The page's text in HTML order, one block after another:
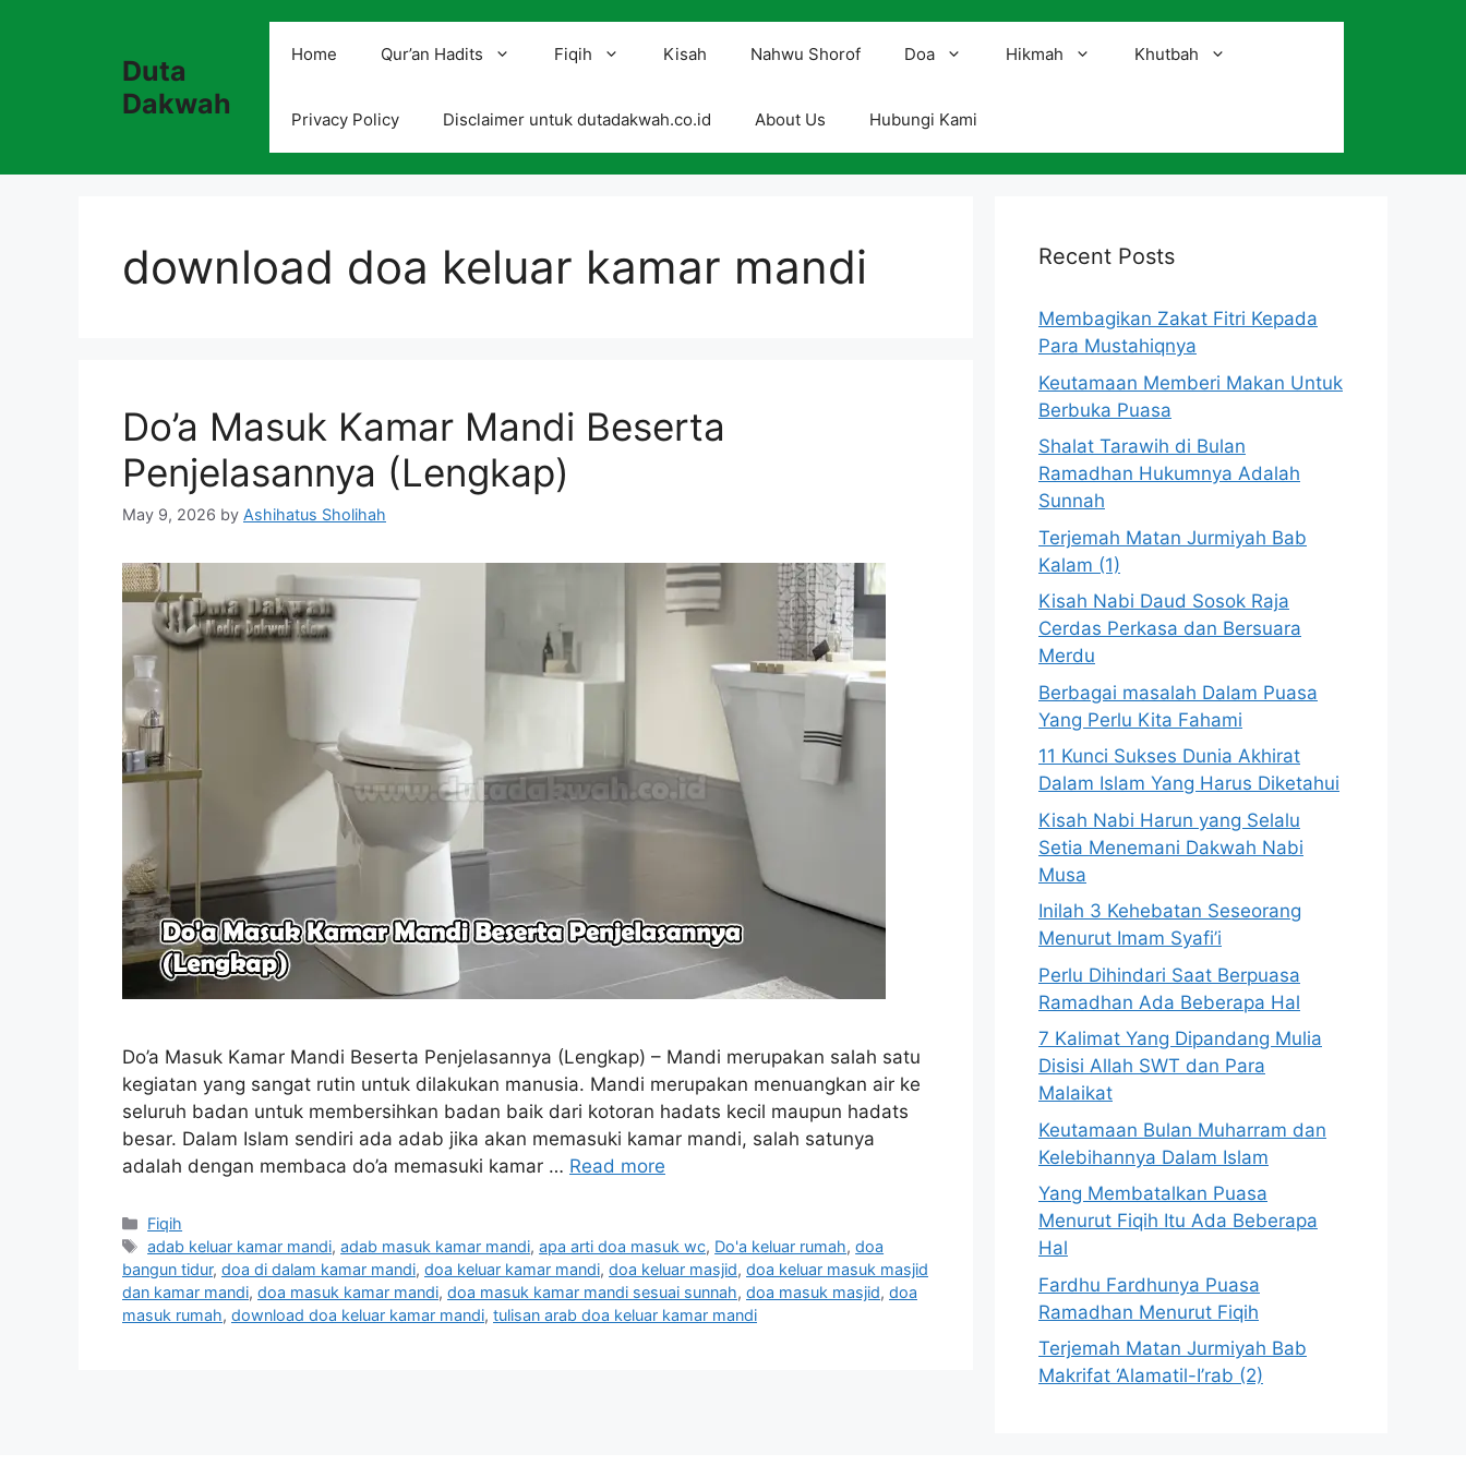
Duta
Dakwah
Home Qur’an Hadits Fiqih Kisah Nahwu Shorof Doa Hikmah Khutbah
Privacy Policy Disclaimer untuk dutadakwah.co.id About Us Hubungi Kami
download doa keluar kamar mandi
Do’a Masuk Kamar Mandi Beserta
Penjelasannya (Lengkap)
May 9, 2026 by Ashihatus Sholihah
Do’a Masuk Kamar Mandi Beserta Penjelasannya (Lengkap) – Mandi merupakan salah satu
kegiatan yang sangat rutin untuk dilakukan manusia. Mandi merupakan menuangkan air ke
seluruh badan untuk membersihkan badan baik dari kotoran hadats kecil maupun hadats
besar. Dalam Islam sendiri ada adab jika akan memasuki kamar mandi, salah satunya
adalah dengan membaca do’a memasuki kamar … Read more
Categories
Fiqih
Tags
adab keluar kamar mandi,adab masuk kamar mandi,apa arti doa masuk wc, Do'a keluar rumah,doa
bangun tidur, doa di dalam kamar mandi, doa keluar kamar mandi, doa keluar masjid, doa keluar masuk masjid
dan kamar mandi, doa masuk kamar mandi, doa masuk kamar mandi sesuai sunnah, doa masuk masjid, doa
masuk rumah, download doa keluar kamar mandi, tulisan arab doa keluar kamar mandi
Recent Posts
Membagikan Zakat Fitri Kepada
Para Mustahiqnya
Keutamaan Memberi Makan Untuk
Berbuka Puasa
Shalat Tarawih di Bulan
Ramadhan Hukumnya Adalah
Sunnah
Terjemah Matan Jurmiyah Bab
Kalam (1)
Kisah Nabi Daud Sosok Raja
Cerdas Perkasa dan Bersuara
Merdu
Berbagai masalah Dalam Puasa
Yang Perlu Kita Fahami
11 Kunci Sukses Dunia Akhirat
Dalam Islam Yang Harus Diketahui
Kisah Nabi Harun yang Selalu
Setia Menemani Dakwah Nabi
Musa
Inilah 3 Kehebatan Seseorang
Menurut Imam Syafi’i
Perlu Dihindari Saat Berpuasa
Ramadhan Ada Beberapa Hal
7 Kalimat Yang Dipandang Mulia
Disisi Allah SWT dan Para
Malaikat
Keutamaan Bulan Muharram dan
Kelebihannya Dalam Islam
Yang Membatalkan Puasa
Menurut Fiqih Itu Ada Beberapa
Hal
Fardhu Fardhunya Puasa
Ramadhan Menurut Fiqih
Terjemah Matan Jurmiyah Bab
Makrifat ‘Alamatil-I’rab (2)